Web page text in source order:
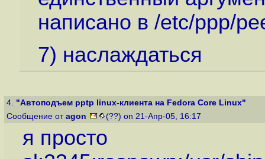
написано в /etc/ppp/
7) наслаждаться
4. "Автоподъем pptp linux-клиента на Fedora Core Linux"
Сообщение от agon (??) on 21-Апр-05, 16:17
я просто